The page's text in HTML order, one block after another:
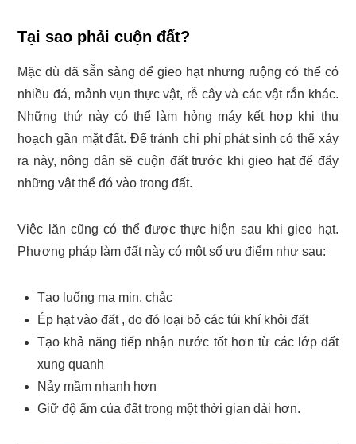
Tại sao phải cuộn đất?
Mặc dù đã sẵn sàng để gieo hạt nhưng ruộng có thể có
nhiều đá, mảnh vụn thực vật, rễ cây và các vật rắn khác.
Những thứ này có thể làm hỏng máy kết hợp khi thu
hoạch gần mặt đất. Để tránh chi phí phát sinh có thể xảy
ra này, nông dân sẽ cuộn đất trước khi gieo hạt để đẩy
những vật thể đó vào trong đất.
Việc lăn cũng có thể được thực hiện sau khi gieo hạt.
Phương pháp làm đất này có một số ưu điểm như sau:
Tạo luống mạ mịn, chắc
Ép hạt vào đất , do đó loại bỏ các túi khí khỏi đất
Tạo khả năng tiếp nhận nước tốt hơn từ các lớp đất
xung quanh
Nảy mầm nhanh hơn
Giữ độ ẩm của đất trong một thời gian dài hơn.